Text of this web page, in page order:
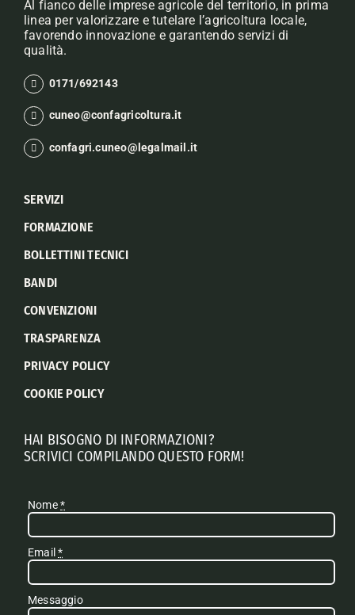
Al fianco delle imprese agricole del territorio, in prima
linea per valorizzare e tutelare l’agricoltura locale,
favorendo innovazione e garantendo servizi di
qualità.
0171/692143
cuneo@confagricoltura.it
confagri.cuneo@legalmail.it
SERVIZI
FORMAZIONE
BOLLETTINI TECNICI
BANDI
CONVENZIONI
TRASPARENZA
PRIVACY POLICY
COOKIE POLICY
HAI BISOGNO DI INFORMAZIONI?
SCRIVICI COMPILANDO QUESTO FORM!
Nome*
Email*
Messaggio